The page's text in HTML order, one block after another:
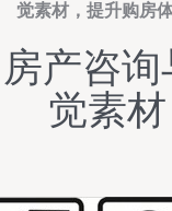
觉素材，提升购房
房产咨
觉素